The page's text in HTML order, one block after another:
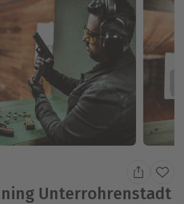
Unterrohrenstadt